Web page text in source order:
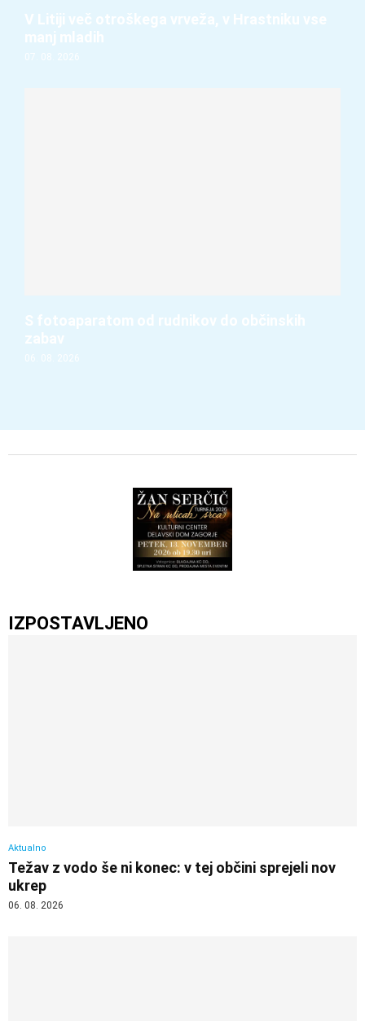
V Litiji več otroškega vrveža, v Hrastniku vse
manj mladih
07. 08. 2026
S fotoaparatom od rudnikov do občinskih
zabav
06. 08. 2026
IZPOSTAVLJENO
Aktualno
Težav z vodo še ni konec: v tej občini sprejeli nov
ukrep
06. 08. 2026